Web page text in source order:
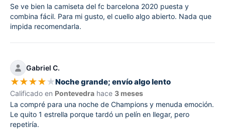
Se ve bien la camiseta del fc barcelona 2020 puesta y
combina fácil. Para mi gusto, el cuello algo abierto. Nada que
impida recomendarla.
Gabriel C.
★★★★★Noche grande; envío algo lento
Calificado en Pontevedra hace 3 meses
La compré para una noche de Champions y menuda emoción.
Le quito 1 estrella porque tardó un pelín en llegar, pero
repetiría.